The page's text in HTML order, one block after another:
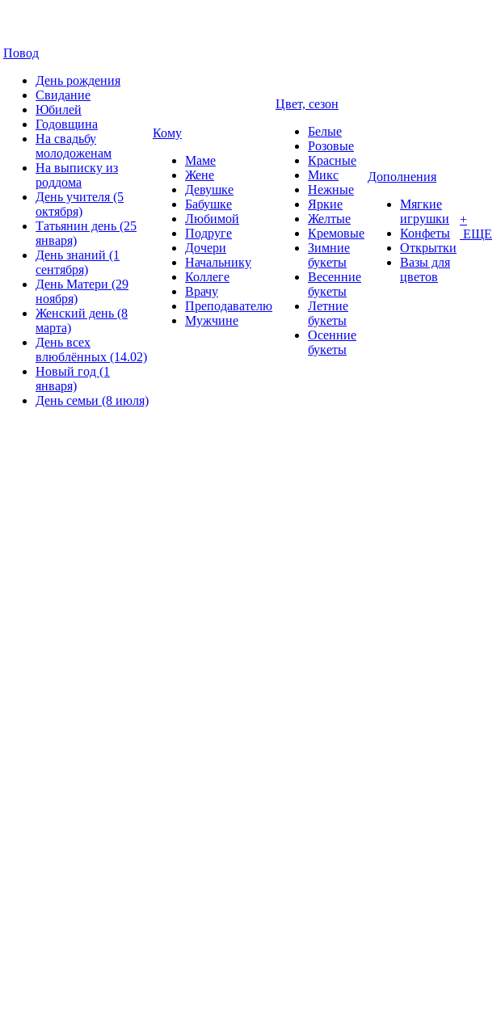
Повод
День рождения
Свидание
Юбилей
Годовщина
На свадьбу
молодоженам
На выписку из
роддома
День учителя (5
октября)
Татьянин день (25
января)
День знаний (1
сентября)
День Матери (29
ноября)
Женский день (8
марта)
День всех
влюблённых (14.02)
Новый год (1
января)
День семьи (8 июля)
Кому
Маме
Жене
Девушке
Бабушке
Любимой
Подруге
Дочери
Начальнику
Коллеге
Врачу
Преподавателю
Мужчине
Цвет, сезон
Белые
Розовые
Красные
Микс
Нежные
Яркие
Желтые
Кремовые
Зимние
букеты
Весенние
букеты
Летние
букеты
Осенние
букеты
Дополнения
Мягкие
игрушки
Конфеты
Открытки
Вазы для
цветов
+
ЕЩЕ